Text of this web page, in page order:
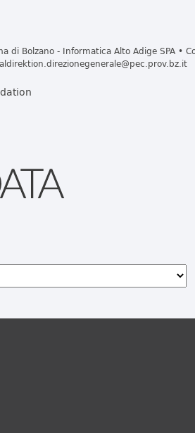
di Bolzano - Informatica Alto Adige SPA •